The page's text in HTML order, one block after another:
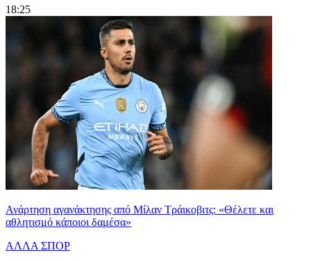
18:25
Ανάρτηση αγανάκτησης από Μίλαν Τράικοβιτς: «Θέλετε και
αθλητισμό κάποιοι δαμέσα»
ΑΛΛΑ ΣΠΟΡ